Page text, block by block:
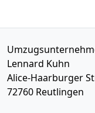
Lennard Kuhn
Alice-Haarburger
72760 Reutlingen